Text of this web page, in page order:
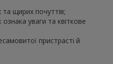
щирих почуттів;
уваги та квіткове
пристрасті й